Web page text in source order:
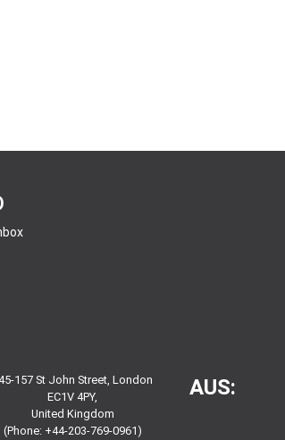
157 St John Street, London
EC1V 4PY,
United Kingdom
(Phone: +44-203-769-0961)
AUS: